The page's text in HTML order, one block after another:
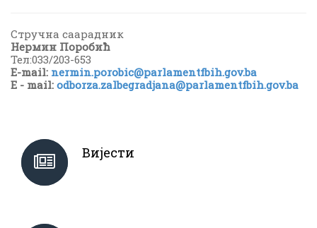
Стручна саарадник
Нермин Поробић
Тел:033/203-653
E-mail: nermin.porobic@parlamentfbih.gov.ba
E - mail: odborza.zalbegradjana@parlamentfbih.gov.ba
Вијести